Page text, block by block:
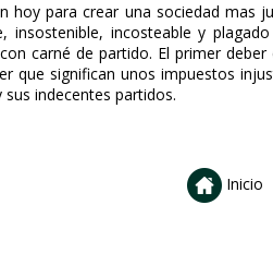
hoy para crear una sociedad mas
insostenible, incosteable y
carné de partido. El primer
que significan unos impuestos
indecentes partidos.
Inicio